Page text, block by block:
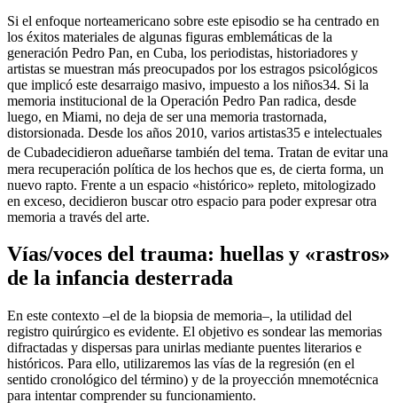
Si el enfoque norteamericano sobre este episodio se ha centrado en
los éxitos materiales de algunas figuras emblemáticas de la
generación Pedro Pan, en Cuba, los periodistas, historiadores y
artistas se muestran más preocupados por los estragos psicológicos
que implicó este desarraigo masivo, impuesto a los niños34. Si la
memoria institucional de la Operación Pedro Pan radica, desde
luego, en Miami, no deja de ser una memoria trastornada,
distorsionada. Desde los años 2010, varios artistas35 e intelectuales
de Cubadecidieron adueñarse también del tema. Tratan de evitar una
mera recuperación política de los hechos que es, de cierta forma, un
nuevo rapto. Frente a un espacio «histórico» repleto, mitologizado
en exceso, decidieron buscar otro espacio para poder expresar otra
memoria a través del arte.
Vías/voces del trauma: huellas y «rastros»
de la infancia desterrada
En este contexto –el de la biopsia de memoria–, la utilidad del
registro quirúrgico es evidente. El objetivo es sondear las memorias
difractadas y dispersas para unirlas mediante puentes literarios e
históricos. Para ello, utilizaremos las vías de la regresión (en el
sentido cronológico del término) y de la proyección mnemotécnica
para intentar comprender su funcionamiento.